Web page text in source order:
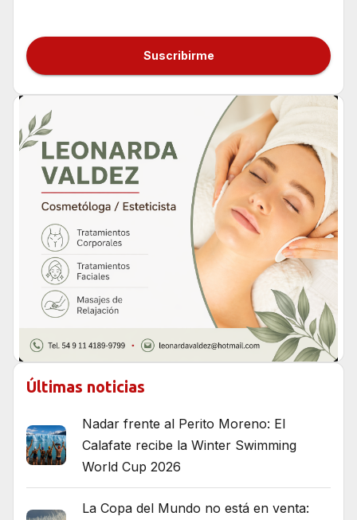
Suscribirme
Últimas noticias
Nadar frente al Perito Moreno: El
Calafate recibe la Winter Swimming
World Cup 2026
La Copa del Mundo no está en venta: